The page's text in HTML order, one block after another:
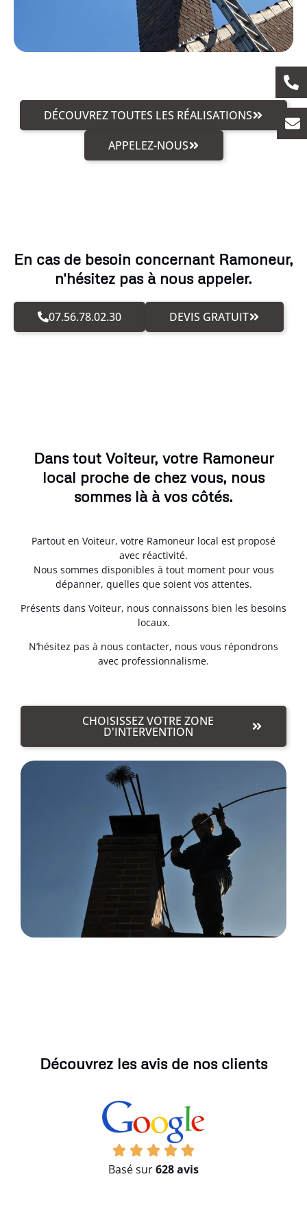
DÉCOUVREZ TOUTES LES RÉALISATIONS
APPELEZ-NOUS
En cas de besoin concernant Ramoneur,
n'hésitez pas à nous appeler.
07.56.78.02.30 DEVIS GRATUIT
Dans tout Voiteur, votre Ramoneur
local proche de chez vous, nous
sommes là à vos côtés.
Partout en Voiteur, votre Ramoneur local est proposé
avec réactivité.
Nous sommes disponibles à tout moment pour vous
dépanner, quelles que soient vos attentes.
Présents dans Voiteur, nous connaissons bien les besoins
locaux.
N’hésitez pas à nous contacter, nous vous répondrons
avec professionnalisme.
CHOISISSEZ VOTRE ZONE
D'INTERVENTION
Découvrez les avis de nos clients
Basé sur628 avis